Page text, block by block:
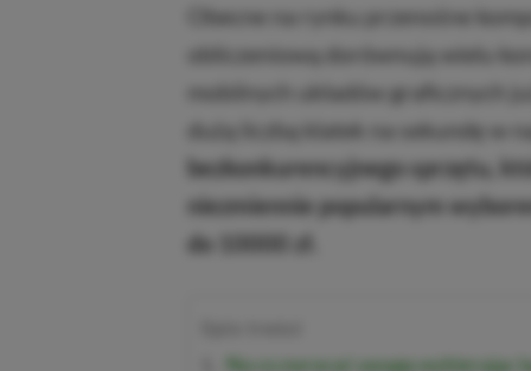
Obecne na rynku przenośne
obliczeniową dorównują wielu
mobilnych układów graficznych
dużą liczbą klatek na sekundę w
bezkonkurencyjnego sprzętu,
niezmiennie popularnym
do 10000 zł.
Na co zwracać uwagę wybierając